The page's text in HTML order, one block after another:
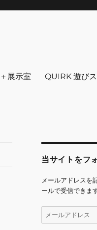
展示室 QUIRK 遊び
当サイトをフ
メールアドレスを
ールで受信できます
ー